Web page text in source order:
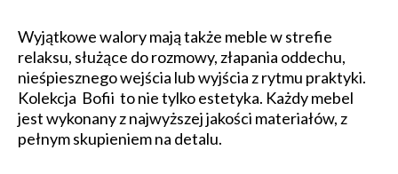
Wyjątkowe walory mają także meble w strefie
relaksu, służące do rozmowy, złapania oddechu,
nieśpiesznego wejścia lub wyjścia z rytmu praktyki.
Kolekcja Bofii to nie tylko estetyka. Każdy mebel
jest wykonany z najwyższej jakości materiałów, z
pełnym skupieniem na detalu.